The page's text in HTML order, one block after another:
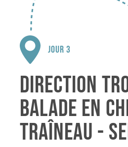
JOUR 3
DIRECTION
BALADE EN
TRAÎNEAU -